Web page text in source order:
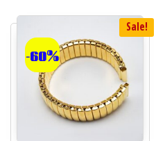
Sale!
-60%